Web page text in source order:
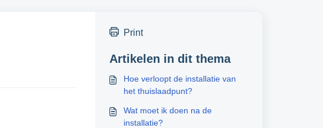
Print
Artikelen in dit thema
Hoe verloopt de installatie van
het thuislaadpunt?
Wat moet ik doen na de
installatie?